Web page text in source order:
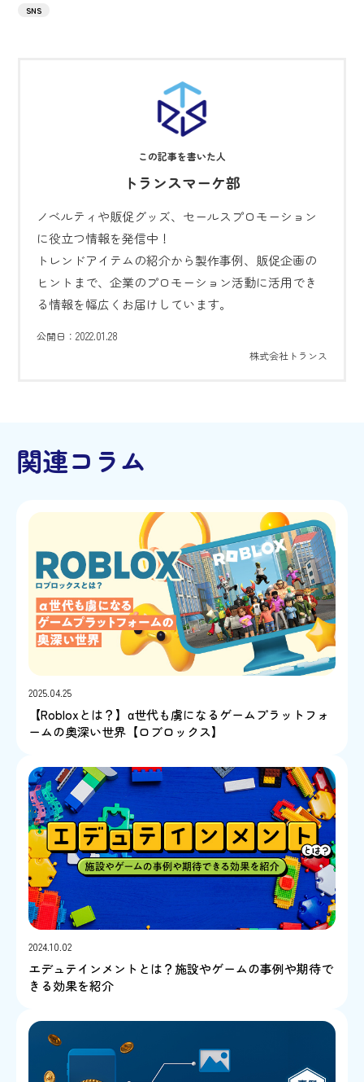
SNS
トランスマーケ部
ノベルティや販促グッズ、セールスプロモーション
に役立つ情報を発信中！
トレンドアイテムの紹介から製作事例、販促企画の
ヒントまで、企業のプロモーション活動に活用でき
る情報を幅広くお届けしています。
公開日：2022.01.28
株式会社トランス
関連コラム
2025.04.25
【Robloxとは？】α世代も虜になるゲームプラットフォ
ームの奥深い世界【ロブロックス】
2024.10.02
エデュテインメントとは？施設やゲームの事例や期待で
きる効果を紹介